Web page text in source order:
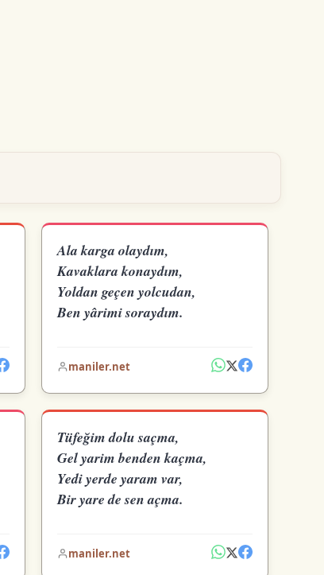
Ala karga olaydım,
Kavaklara konaydım,
Yoldan geçen yolcudan,
Ben yârimi soraydım.
maniler.net
Tüfeğim dolu saçma,
Gel yarim benden kaçma,
Yedi yerde yaram var,
Bir yare de sen açma.
maniler.net